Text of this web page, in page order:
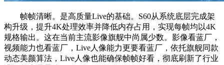
帧帧清晰。是高质量Live的基础。S60从系统底层完成架
构升级，提升4K处理效率并降低内存占用，实现每帧均以4K
规格输出。这在当前主流影像旗舰中尚属少数。影像看蓝厂，
视频能力也看蓝厂，Live人像能力更要看蓝厂，依托旗舰同款
动态美颜算法，Live人像也能确保帧帧好看，彻底刷新了行业